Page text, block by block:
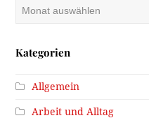
Kategorien
Allgemein
Arbeit und Alltag